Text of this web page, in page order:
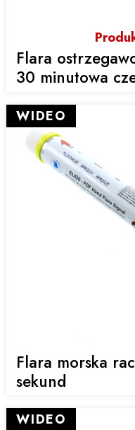
Flara
30 minutowa
Flara morska
sekund
WIDEO
WIDEO